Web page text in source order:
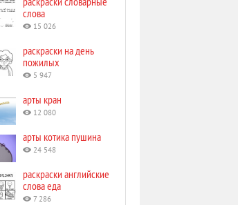
слова
15 026
раскраски на день
пожилых
5 947
арты кран
12 080
арты котика пушина
24 548
раскраски английские
слова еда
7 286